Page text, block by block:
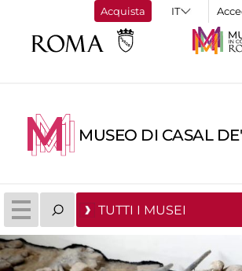
Acquista
MUSEO DI CASAL
TUTTI I MUSEI